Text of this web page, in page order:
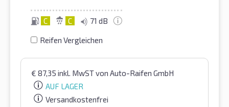
C C 71 dB
Reifen Vergleichen
€ 87,35 inkl. MwSTvon Auto-Raifen GmbH
AUF LAGER
Versandkostenfrei